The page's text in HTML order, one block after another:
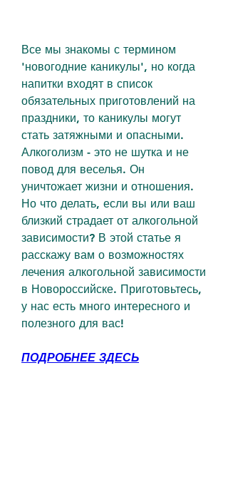
Все мы знакомы с термином
'новогодние каникулы', но когда
напитки входят в список
обязательных приготовлений на
праздники, то каникулы могут
стать затяжными и опасными.
Алкоголизм - это не шутка и не
повод для веселья. Он
уничтожает жизни и отношения.
Но что делать, если вы или ваш
близкий страдает от алкогольной
зависимости? В этой статье я
расскажу вам о возможностях
лечения алкогольной зависимости
в Новороссийске. Приготовьтесь,
у нас есть много интересного и
полезного для вас!
ПОДРОБНЕЕ ЗДЕСЬ